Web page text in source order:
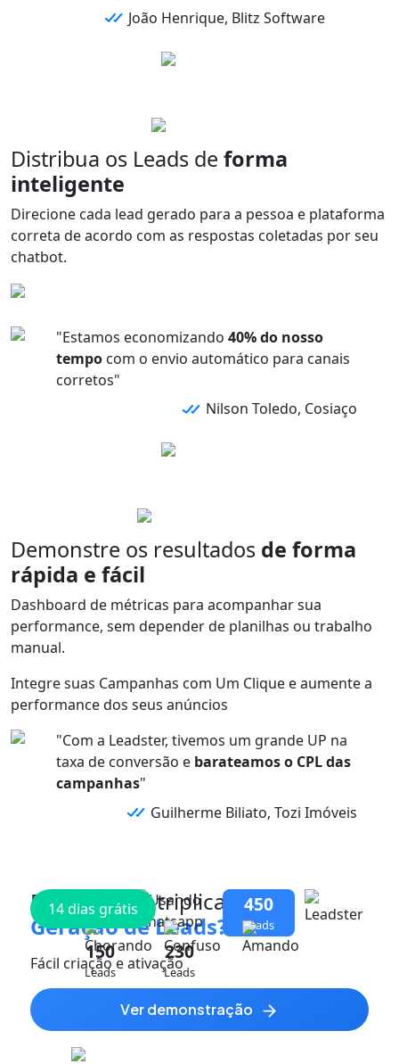
João Henrique, Blitz Software
Distribua os Leads de forma
inteligente
Direcione cada lead gerado para a pessoa e plataforma
correta de acordo com as respostas coletadas por seu
chatbot.
"Estamos economizando40% do nosso
tempo com o envio automático para canais
corretos"
Nilson Toledo, Cosiaço
Demonstre os resultados de forma
rápida e fácil
Dashboard de métricas para acompanhar sua
performance, sem depender de planilhas ou trabalho
manual.
Integre suas Campanhas com Um Clique e aumente a
performance dos seus anúncios
"Com a Leadster, tivemos um grande UP na
taxa de conversão e barateamos o CPL das
campanhas"
Guilherme Biliato, Tozi Imóveis
150
Leads
230
Leads
450
Leads
14 dias grátis
Pronto para triplicar
sua
Geração de Leads?
Fácil criação e ativação
ver demonstração